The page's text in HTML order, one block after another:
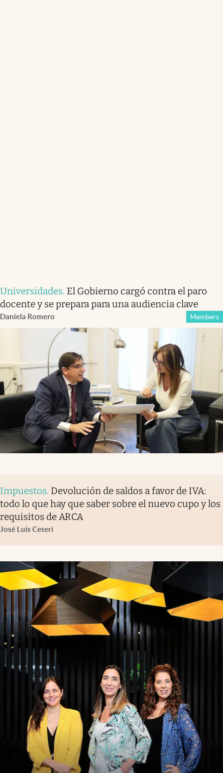
Universidades. El Gobierno cargó contra el paro
docente y se prepara para una audiencia clave
Daniela Romero Members
Impuestos. Devolución de saldos a favor de IVA:
todo lo que hay que saber sobre el nuevo cupo y los
requisitos de ARCA
José Luis Ceteri